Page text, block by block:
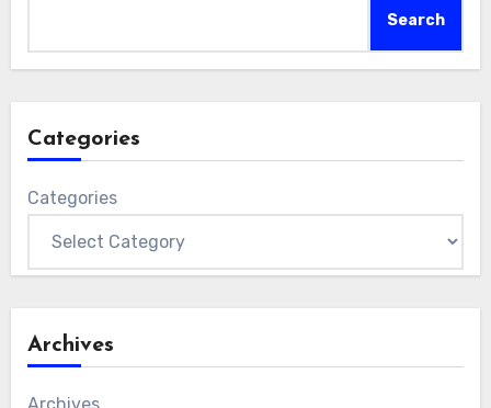
Search
Categories
Categories
Archives
Archives